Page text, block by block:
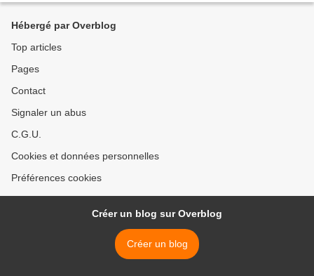
Hébergé par Overblog
Top articles
Pages
Contact
Signaler un abus
C.G.U.
Cookies et données personnelles
Préférences cookies
Créer un blog sur Overblog
Créer un blog